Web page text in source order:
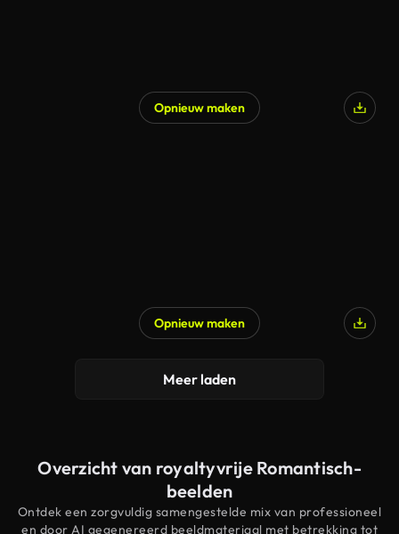
Opnieuw maken
Opnieuw maken
Meer laden
Overzicht van royaltyvrije Romantisch-
beelden
Ontdek een zorgvuldig samengestelde mix van professioneel
en door AI gegenereerd beeldmateriaal met betrekking tot